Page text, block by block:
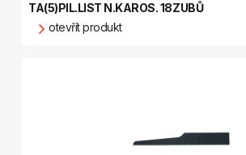
TA(5)PIL.LIST N.KAROS. 18ZUBŮ
otevřít produkt